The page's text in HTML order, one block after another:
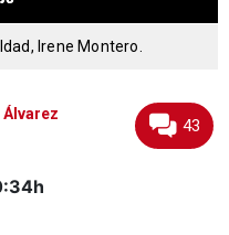
Irene Montero.
43